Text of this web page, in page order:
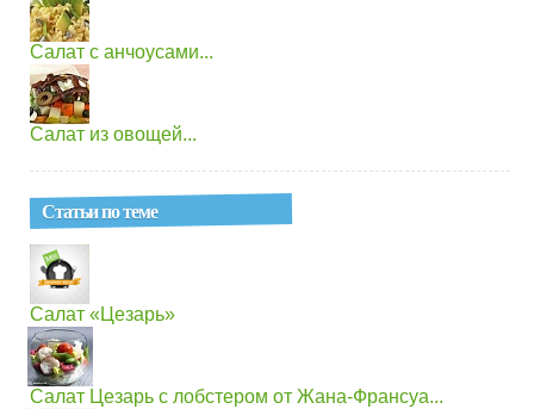
Салат с анчоусами...
Салат из овощей...
Статьи по теме
Салат «Цезарь»
Салат Цезарь с лобстером от Жана-Франсуа...